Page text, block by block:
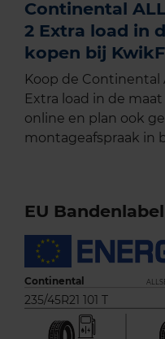
Continental
2 Extra load in
kopen bij
Koop de Continental
Extra load in de maat
online en plan ook
montageafspraak in
EU Bandenlabel
Continental
235/45R21 101 T